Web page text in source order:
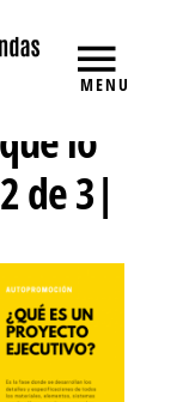
MENU
es y
lo
de 3|